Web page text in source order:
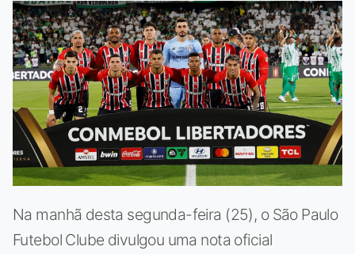
Na manhã desta segunda-feira (25), o São Paulo
Futebol Clube divulgou uma nota oficial